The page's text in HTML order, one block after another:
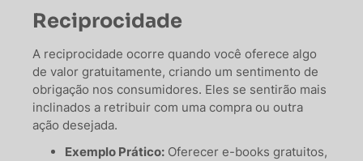
Reciprocidade
A reciprocidade ocorre quando você oferece algo
de valor gratuitamente, criando um sentimento de
obrigação nos consumidores. Eles se sentirão mais
inclinados a retribuir com uma compra ou outra
ação desejada.
Exemplo Prático: Oferecer e-books gratuitos,